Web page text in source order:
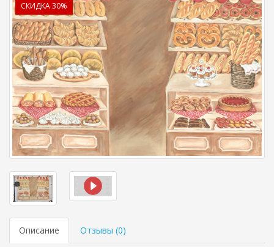
СКИДКА 30%
Описание Отзывы (0)